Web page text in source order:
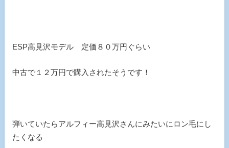
ESP高見沢モデル 定価８０万円ぐらい
中古で１２万円で購入されたそうです！
弾いていたらアルフィー高見沢さんにみたいにロン毛にし
たくなる